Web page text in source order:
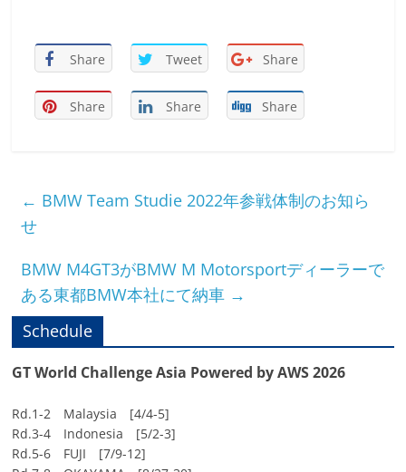
Share Tweet Share
Share Share Share
← BMW Team Studie 2022年参戦体制のお知ら
せ
BMW M4GT3がBMW M Motorsportディーラーで
ある東都BMW本社にて納車 →
Schedule
GT World Challenge Asia Powered by AWS 2026
Rd.1-2 Malaysia [4/4-5]
Rd.3-4 Indonesia [5/2-3]
Rd.5-6 FUJI [7/9-12]